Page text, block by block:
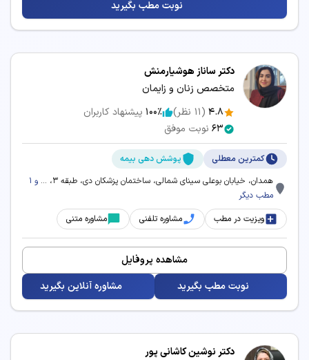
زمان انتظار و نزدیک‌ترین وقت آزاد برای رزرو نوبت
سرویس‌های مرتبط:
مشاوره آنلاین دیابت بارداری
نوبت مطب بگیرید
دکتر ساناز هوشیارمنش
متخصص زنان و زایمان
4.8
(
11 نظر) 100٪ پیشنهاد کاربران
63 نوبت موفق
کمترین معطلی
پوشش دهی بیمه
همدان، خیابان بوعلی سینای شمالی، ساختمان پزشکان دی، طبقه 3، ...
و 1
مطب دیگر
ویزیت در مطب
مشاوره تلفنی مشاوره متنی
مشاهده پروفایل
نوبت مطب بگیرید
مشاوره آنلاین بگیرید
دکتر نوشین کاشانی پور